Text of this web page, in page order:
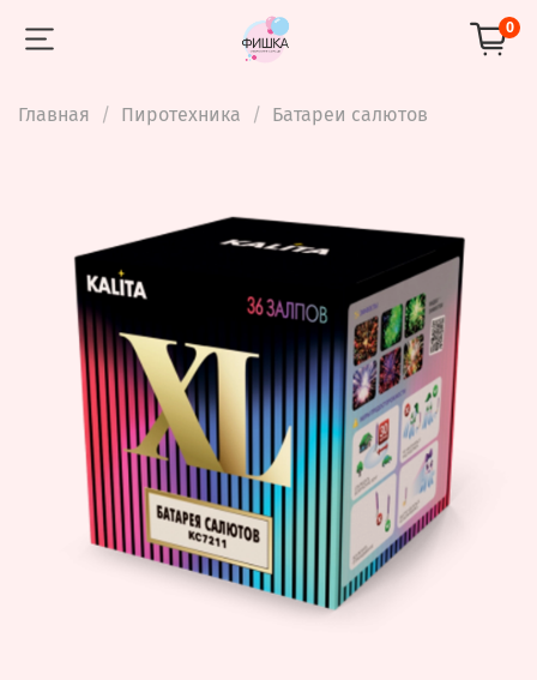
0
Главная Пиротехника Батареи салютов